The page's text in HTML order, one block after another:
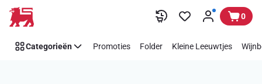
Overslaan 0
Categorieën Promoties Folder Kleine Leeuwtjes